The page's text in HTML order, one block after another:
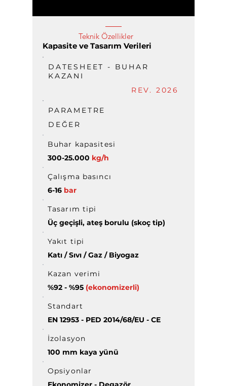
Teknik Özellikler
Kapasite ve Tasarım Verileri
DATESHEET - BUHAR
KAZANI
REV. 2026
PARAMETRE
DEĞER
Buhar kapasitesi
300-25.000 kg/h
Çalışma basıncı
6-16 bar
Tasarım tipi
Üç geçişli, ateş borulu (skoç tip)
Yakıt tipi
Katı / Sıvı / Gaz / Biyogaz
Kazan verimi
%92 - %95 (ekonomizerli)
Standart
EN 12953 - PED 2014/68/EU - CE
İzolasyon
100 mm kaya yünü
Opsiyonlar